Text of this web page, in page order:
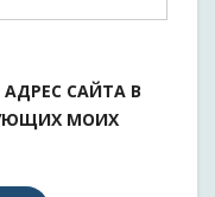
САЙТА В
МОИХ